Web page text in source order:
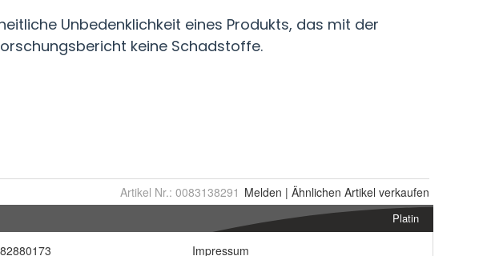
Artikel Nr.: 0083138291 Melden | Ähnlichen Artikel verkaufen
Platin
Impressum